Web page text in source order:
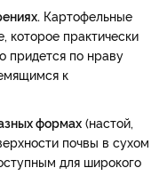
Картофельные
которое практически
придется по нраву
к
формах (настой,
почвы в сухом
для широкого